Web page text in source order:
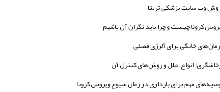
وب سایت پزشکی تریتا
کرونا چیست و چرا باید نگران آن باشیم
خانگی برای آلرژی فصلی
انواع، علل و روش‌های کنترل آن
مهم برای بارداری در زمان شیوع ویروس کرونا